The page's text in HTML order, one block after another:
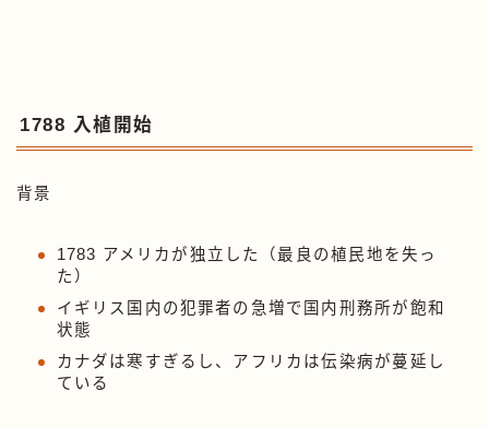
1788 入植開始
背景
1783 アメリカが独立した（最良の植民地を失っ
た）
イギリス国内の犯罪者の急増で国内刑務所が飽和
状態
カナダは寒すぎるし、アフリカは伝染病が蔓延し
ている